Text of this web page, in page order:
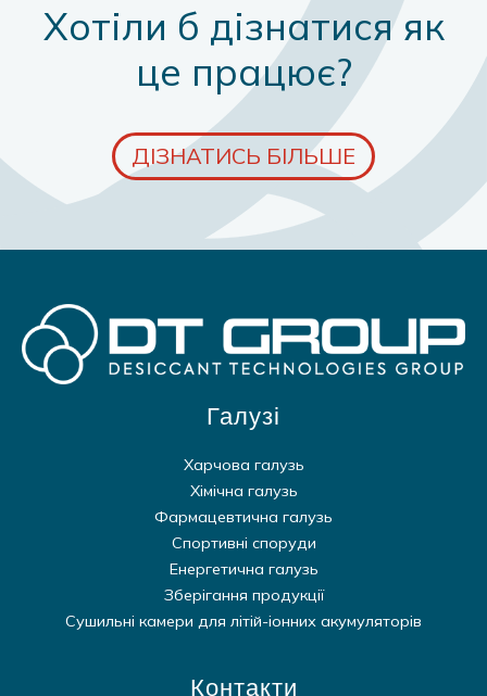
Хотіли б дізнатися як
це працює?
ДІЗНАТИСЬ БІЛЬШЕ
Галузі
Харчова галузь
Хімічна галузь
Фармацевтична галузь
Спортивні споруди
Енергетична галузь
Зберігання продукції
Сушильні камери для літій-іонних акумуляторів
Контакти